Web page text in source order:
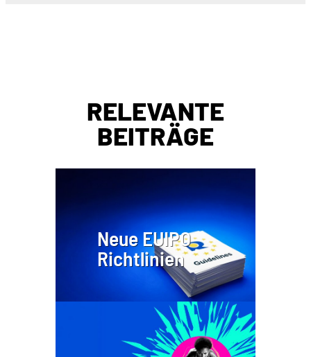
RELEVANTE
BEITRÄGE
Neue EUIPO
Richtlinien